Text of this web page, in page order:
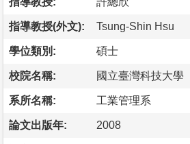
指導教授(外文): Tsung-Shin Hsu
學位類別: 碩士
校院名稱: 國立臺灣科技大學
系所名稱: 工業管理系
論文出版年: 2008